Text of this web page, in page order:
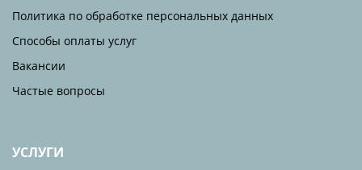
Политика по обработке персональных данных
Способы оплаты услуг
Вакансии
Частые вопросы
УСЛУГИ